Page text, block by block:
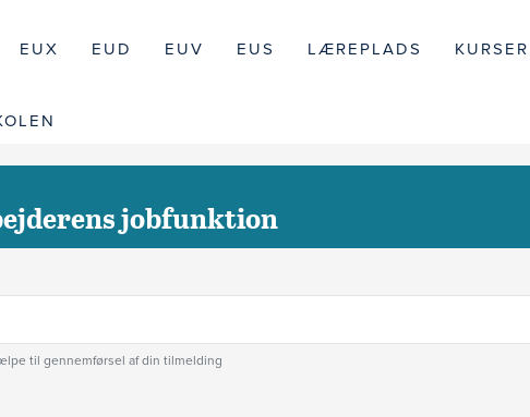
EUX EUD EUV EUS LÆREPLADS KURSER
jobfunktion
til gennemførsel af din tilmelding